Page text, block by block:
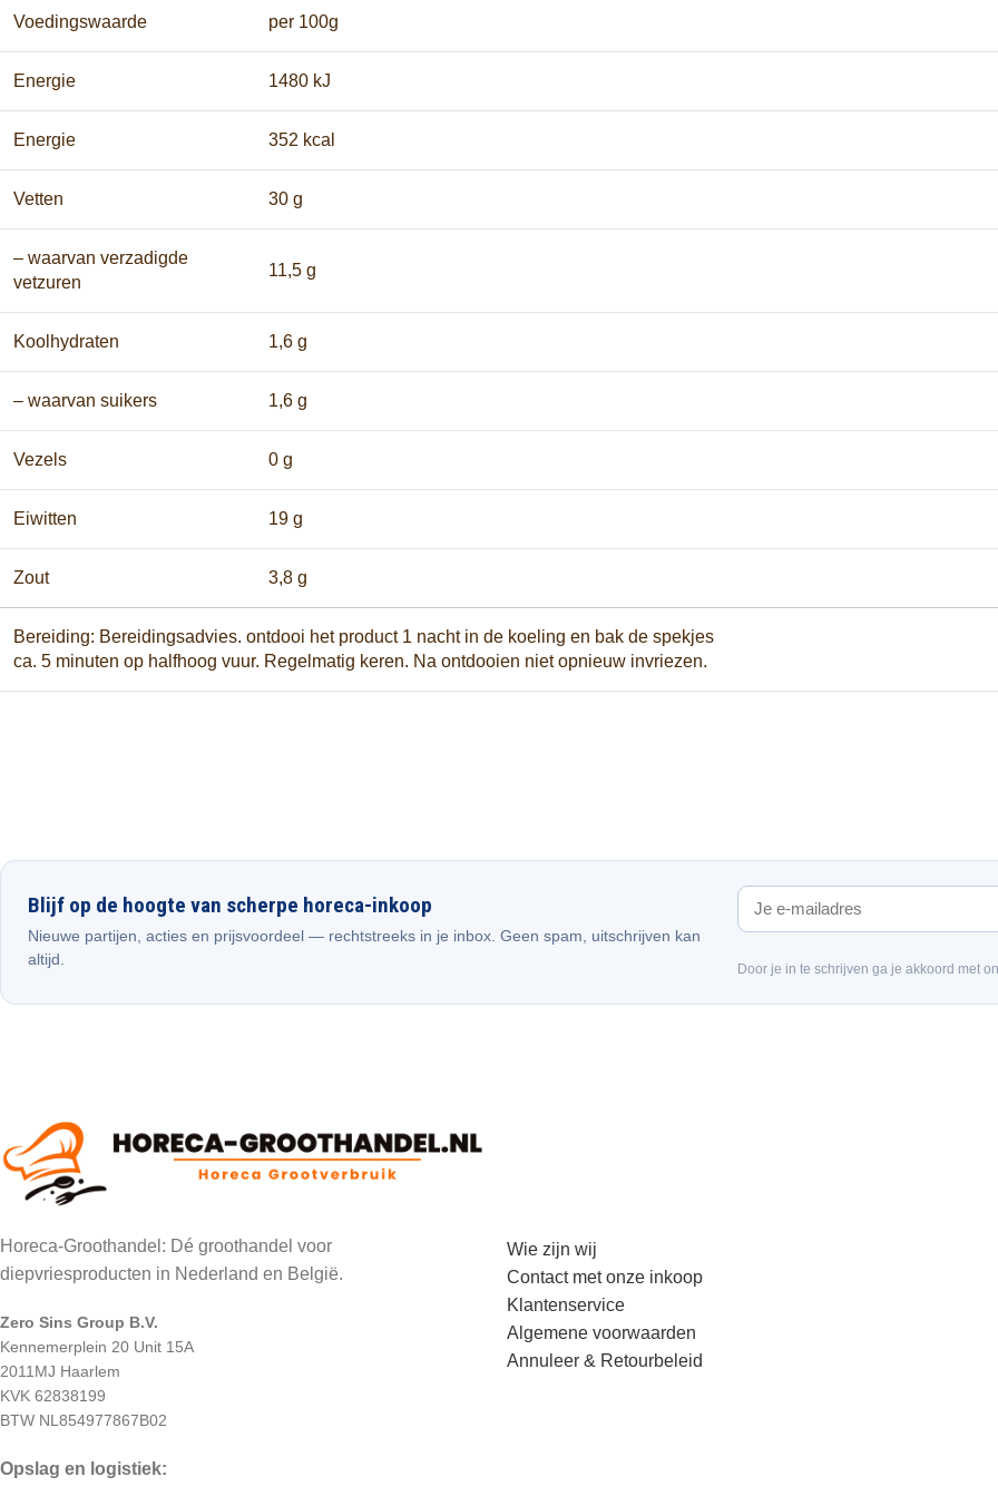
Voedingswaarde per 100g
Energie 1480 kJ
Energie 352 kcal
Vetten 30 g
– waarvan verzadigde
vetzuren
11,5 g
Koolhydraten 1,6 g
– waarvan suikers 1,6 g
Vezels 0 g
Eiwitten 19 g
Zout 3,8 g
Bereiding: Bereidingsadvies. ontdooi het product 1 nacht in de koeling en bak de spekjes
ca. 5 minuten op halfhoog vuur. Regelmatig keren. Na ontdooien niet opnieuw invriezen.
Blijf op de hoogte van scherpe horeca-inkoop
Nieuwe partijen, acties en prijsvoordeel — rechtstreeks in je inbox. Geen spam, uitschrijven kan
altijd.
Door je in te schrijven ga je akkoord met
Horeca-Groothandel: Dé groothandel voor
diepvriesproducten in Nederland en België.
Zero Sins Group B.V.
Kennemerplein 20 Unit 15A
2011MJ Haarlem
KVK 62838199
BTW NL854977867B02
Opslag en logistiek:
Wie zijn wij
Contact met onze inkoop
Klantenservice
Algemene voorwaarden
Annuleer & Retourbeleid